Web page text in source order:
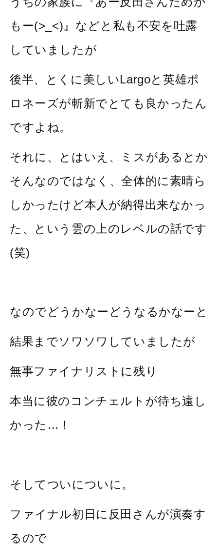
もー(>_<)』などと私も不安を吐露
していましたが
後半、とくに美しいLargoと英雄ポ
ロネーズが斬新でとても良かったん
ですよね。
それに、とはいえ、ミスがあるとか
そんなのではなく、全体的に素晴ら
しかったけど本人が納得出来なかっ
た、という雲の上のレベルの話です
(笑)
なのでどうかなーどうなるかなーと
結果までソワソワしていましたが
無事ファイナリストに残り
本当に彼のコンチェルトが待ち遠し
かった…！
そしてついについに。
ファイナル初日に反田さんが演奏す
るので